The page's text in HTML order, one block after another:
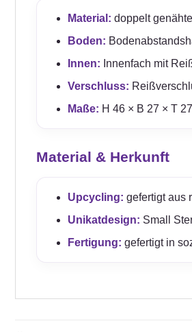
Material: doppelt
Boden:
Innen: Innenfach mit
Verschluss:
Maße: H 46 × B 27 × T
Material & Herkunft
Upcycling: gefertigt aus
Unikatdesign: Small
Fertigung: gefertigt in